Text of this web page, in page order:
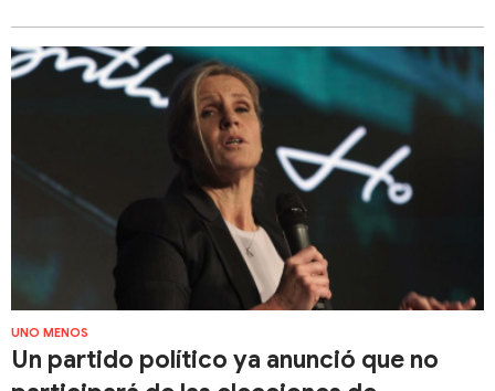
UNO MENOS
Un partido político ya anunció que no